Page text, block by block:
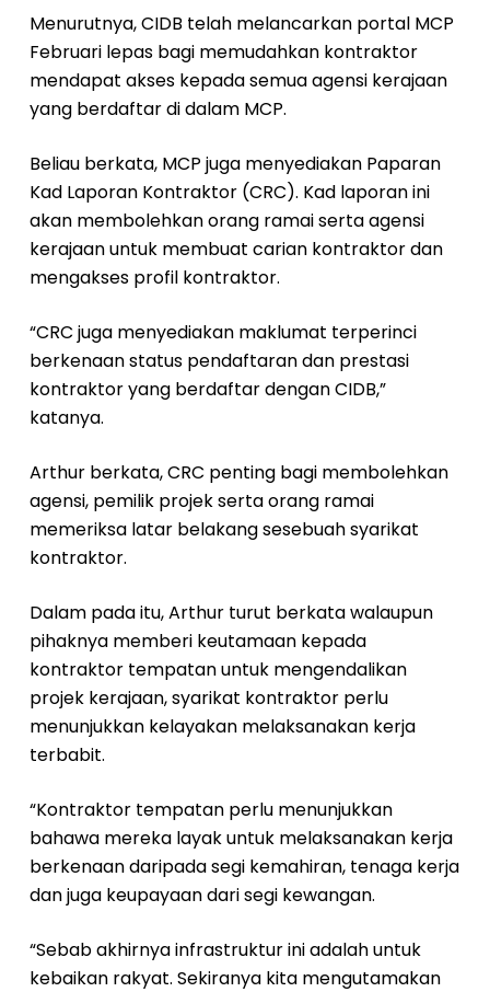
Menurutnya, CIDB telah melancarkan portal MCP
Februari lepas bagi memudahkan kontraktor
mendapat akses kepada semua agensi kerajaan
yang berdaftar di dalam MCP.
Beliau berkata, MCP juga menyediakan Paparan
Kad Laporan Kontraktor (CRC). Kad laporan ini
akan membolehkan orang ramai serta agensi
kerajaan untuk membuat carian kontraktor dan
mengakses profil kontraktor.
“CRC juga menyediakan maklumat terperinci
berkenaan status pendaftaran dan prestasi
kontraktor yang berdaftar dengan CIDB,”
katanya.
Arthur berkata, CRC penting bagi membolehkan
agensi, pemilik projek serta orang ramai
memeriksa latar belakang sesebuah syarikat
kontraktor.
Dalam pada itu, Arthur turut berkata walaupun
pihaknya memberi keutamaan kepada
kontraktor tempatan untuk mengendalikan
projek kerajaan, syarikat kontraktor perlu
menunjukkan kelayakan melaksanakan kerja
terbabit.
“Kontraktor tempatan perlu menunjukkan
bahawa mereka layak untuk melaksanakan kerja
berkenaan daripada segi kemahiran, tenaga kerja
dan juga keupayaan dari segi kewangan.
“Sebab akhirnya infrastruktur ini adalah untuk
kebaikan rakyat. Sekiranya kita mengutamakan